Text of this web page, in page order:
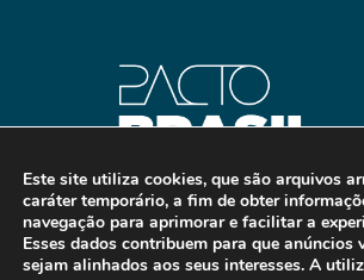
Este site utiliza cookies, que são arquivos
caráter temporário, a fim de obter
navegação para aprimorar e facilitar a
Esses dados contribuem para que
sejam alinhados aos seus interesses. A